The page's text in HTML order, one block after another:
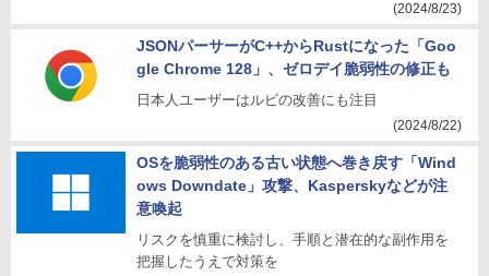
(2024/8/23)
JSONパーサーがC++からRustになった「Goo
gle Chrome 128」、ゼロデイ脆弱性の修正も
日本人ユーザーはルビの改善にも注目
(2024/8/22)
OSを脆弱性のある古い状態へ巻き戻す「Wind
ows Downdate」攻撃、Kasperskyなどが注
意喚起
リスクを慎重に検討し、手順と潜在的な副作用を
把握したうえで対策を